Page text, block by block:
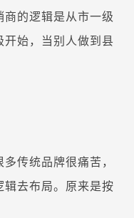
商的逻辑是从市一级
始，当别人做到县
传统品牌很痛苦，
辑去布局。原来是按